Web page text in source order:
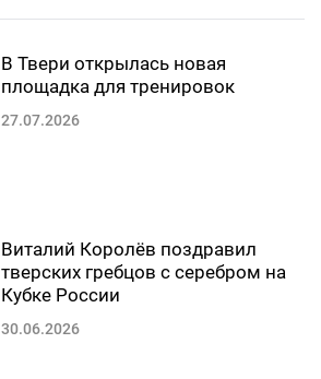
В Твери открылась новая
площадка для тренировок
27.07.2026
Виталий Королёв поздравил
тверских гребцов с серебром на
Кубке России
30.06.2026